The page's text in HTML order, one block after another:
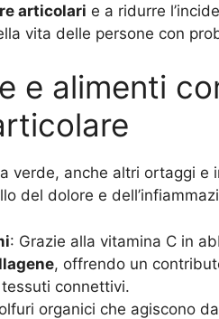
articolari e a ridurre
vita delle persone con
e alimenti
verde, anche altri ortaggi e
del dolore e
: Grazie alla vitamina C in
, offrendo un
connettivi.
organici che agiscono